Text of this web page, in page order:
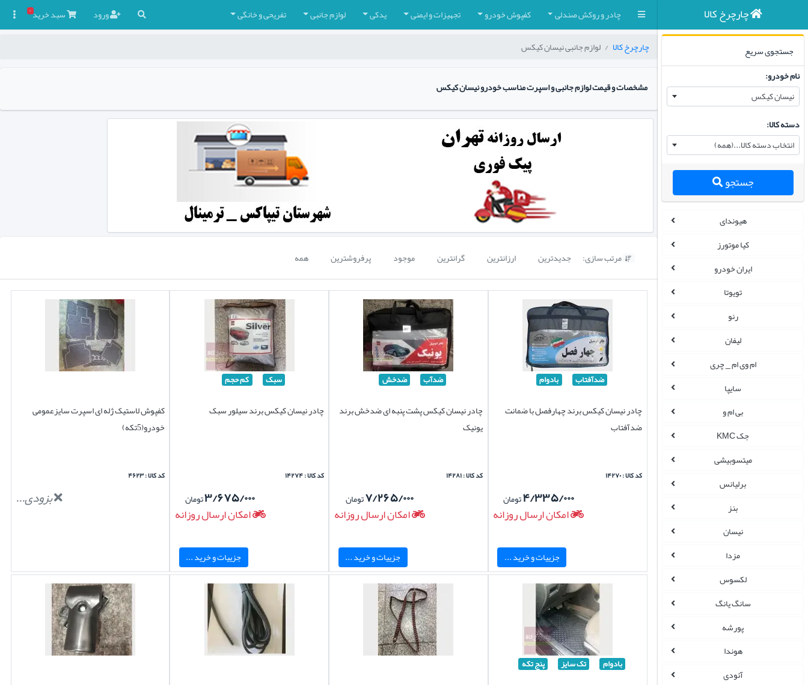
چادر و روکش صندلی کفپوش خودرو تجهیزات و ایمنی یدکی لوازم جانبی تفریحی و خانگی ورود سبدخرید۰ چارچرخ کالا
جستجوی سریع
نام خودرو:
نیسان کیکس
دسته کالا:
انتخاب دسته کالا...(همه)
جستجو
هیوندای
کیا موتورز
ایران خودرو
تویوتا
رنو
لیفان
ام وی ام _ چری
سایپا
بی ام و
جک KMC
میتسوبیشی
برلیانس
بنز
نیسان
مزدا
لکسوس
سانگ یانگ
پورشه
هوندا
آئودی
چارچرخ کالا لوازم جانبی نیسان کیکس
مشخصات و قیمت لوازم جانبی و اسپرت مناسب خودرو نیسان کیکس
 مرتب سازی: جدیدترین ارزانترین گرانترین موجود پرفروشترین همه
ضدآفتاب بادوام
چادر نیسان کیکس برند چهارفصل با ضمانت
ضدآفتاب
کد کالا : ۱۴۲۷۰
۴/۳۳۵/۰۰۰تومان
امکان ارسال روزانه
جزییات و خرید ...
ضدآب ضدخش
چادر نیسان کیکس پشت پنبه ای ضدخش برند
یونیک
کد کالا : ۱۴۲۸۱
۷/۲۶۵/۰۰۰تومان
امکان ارسال روزانه
جزییات و خرید ...
سبک کم حجم
چادر نیسان کیکس برند سیلور سبک
کد کالا : ۱۴۲۷۴
۳/۶۷۵/۰۰۰تومان
امکان ارسال روزانه
جزییات و خرید ...
کفپوش لاستیک ژله ای اسپرت سایزعمومی
خودرو(5تکه)
کد کالا : ۴۶۲۳
بزودی...
بادوام تک سایز پنج تکه